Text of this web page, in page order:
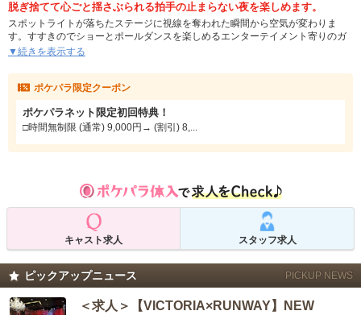
脱ぎ捨てて心ごと揺さぶられる拍手の止まらない夜を楽しめます。
スポットライトが落ちたステージに視線を奪われた瞬間から空気が変わりま
す。すすきのでショーとポールダンスを楽しめるエンターテイメント寄りのガ
ールズバーで、音楽に合わせたパフォーマンスを間近で味わえます。
ショーは時間帯を問わず行われるスタイルなので、入店したタイミングからス
テージの世界に浸れるのが特徴。ポケパラ限定クーポンを使えば、飲み放題70
分5,000円または時間無制限8,000円のプランを選択可能で、じっくり過ごした
い夜にも向いています。
し、それぞれの個性を生かしたパフォーマンスで場内の熱をグッと上げてくれ
▼続きを表示する
ポケパラ限定クーポン
ポケパラネット限定初回特典！
□時間無制限 (通常) 9,000円→ (割引) 8,...
キャスト求人 スタッフ求人
ピックアップニュース PICKUP NEWS
＜求人＞【VICTORIA×RUNWAY】NEW